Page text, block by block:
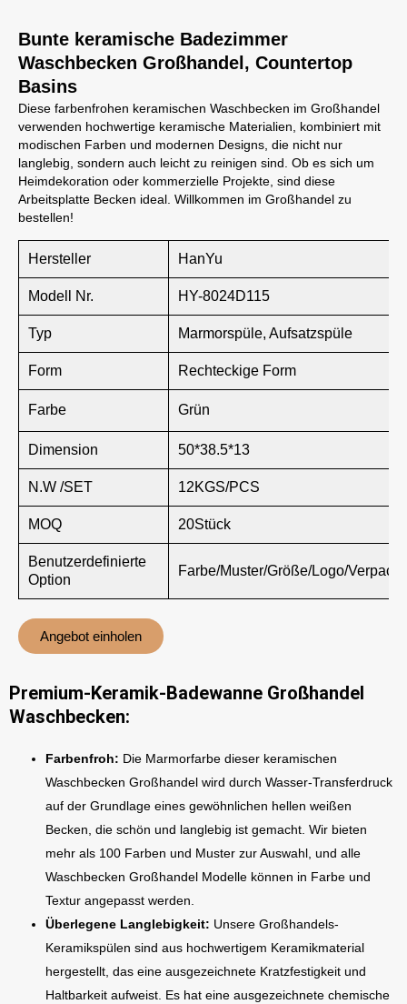
Bunte keramische Badezimmer
Waschbecken Großhandel, Countertop
Basins
Diese farbenfrohen keramischen Waschbecken im Großhandel
verwenden hochwertige keramische Materialien, kombiniert mit
modischen Farben und modernen Designs, die nicht nur
langlebig, sondern auch leicht zu reinigen sind. Ob es sich um
Heimdekoration oder kommerzielle Projekte, sind diese
Arbeitsplatte Becken ideal. Willkommen im Großhandel zu
bestellen!
Hersteller HanYu
Modell Nr. HY-8024D115
Typ Marmorspüle, Aufsatzspüle
Form Rechteckige Form
Farbe Grün
Dimension 50*38.5*13
N.W /SET 12KGS/PCS
MOQ 20Stück
Benutzerdefinierte
Option
Farbe/Muster/Größe/Logo/
Angebot einholen
Premium-Keramik-Badewanne Großhandel
Waschbecken:
Farbenfroh: Die Marmorfarbe dieser keramischen
Waschbecken Großhandel wird durch Wasser-Transferdruck
auf der Grundlage eines gewöhnlichen hellen weißen
Becken, die schön und langlebig ist gemacht. Wir bieten
mehr als 100 Farben und Muster zur Auswahl, und alle
Waschbecken Großhandel Modelle können in Farbe und
Textur angepasst werden.
Überlegene Langlebigkeit: Unsere Großhandels-
Keramikspülen sind aus hochwertigem Keramikmaterial
hergestellt, das eine ausgezeichnete Kratzfestigkeit und
Haltbarkeit aufweist. Es hat eine ausgezeichnete chemische